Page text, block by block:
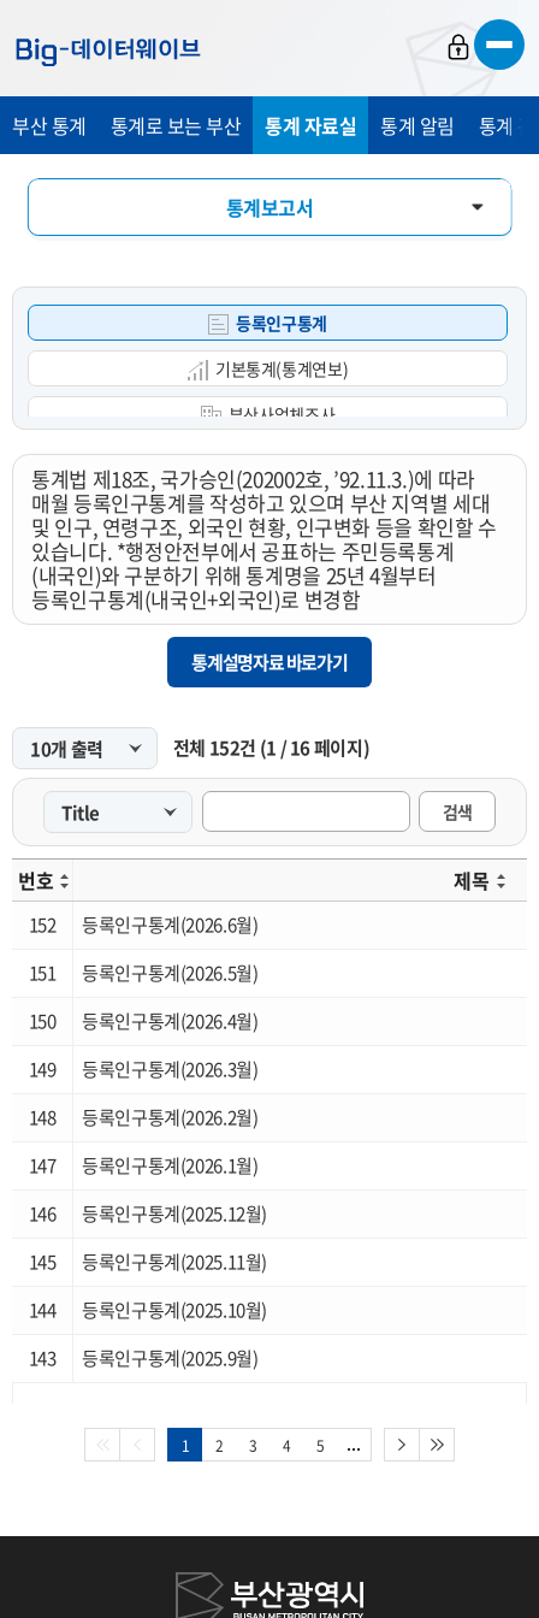
가
가
가
부산 통계 통계로 보는 부산 통계 자료실 통계 알림 통계
통계보고서
통계 E-Book
등록인구통계
기본통계(통계연보)
부산사업체조사
광업제조업조사
부산사회조사
부산사회지표
부산해양산업조사
구군단위 지역내총생산
구군단위 장래인구추계
부산베이비부머통계
제조업실태조사
차량교통량조사
부산크루즈통계
광역도시권통계
부산환경산업조사
통계법 제18조, 국가승인(202002호, ’92.11.3.)에 따라
매월 등록인구통계를 작성하고 있으며 부산 지역별 세대
및 인구, 연령구조, 외국인 현황, 인구변화 등을 확인할 수
있습니다. *행정안전부에서 공표하는 주민등록통계
(내국인)와 구분하기 위해 통계명을 25년 4월부터
등록인구통계(내국인+외국인)로 변경함
통계설명자료 바로가기
전체 152건 (1 /16페이지)
검색
번호 제목
152
등록인구통계(2026.6월)
151
등록인구통계(2026.5월)
150
등록인구통계(2026.4월)
149
등록인구통계(2026.3월)
148
등록인구통계(2026.2월)
147
등록인구통계(2026.1월)
146
등록인구통계(2025.12월)
145
등록인구통계(2025.11월)
144
등록인구통계(2025.10월)
143
등록인구통계(2025.9월)
1 2 3 4 5